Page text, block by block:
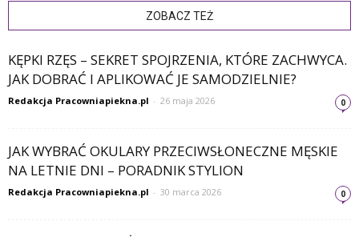
ZOBACZ TEŻ
KĘPKI RZĘS – SEKRET SPOJRZENIA, KTÓRE ZACHWYCA.
JAK DOBRAĆ I APLIKOWAĆ JE SAMODZIELNIE?
Redakcja Pracowniapiekna.pl - 26 maja 2026 0
JAK WYBRAĆ OKULARY PRZECIWSŁONECZNE MĘSKIE
NA LETNIE DNI – PORADNIK STYLION
Redakcja Pracowniapiekna.pl - 30 marca 2026 0